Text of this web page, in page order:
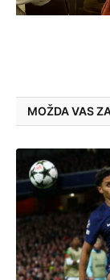
MOŽDA VAS